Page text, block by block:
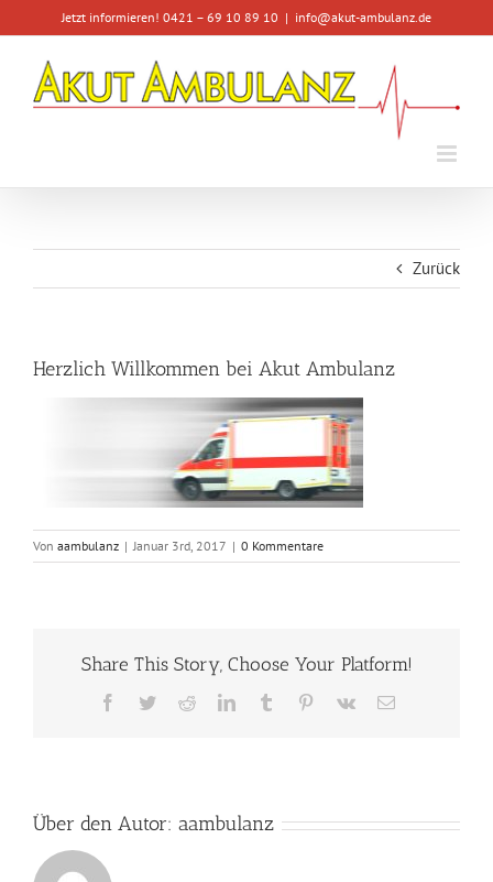
Inhalt
springen
Jetzt informieren! 0421 – 69 10 89 10 | info@akut-ambulanz.de
Zurück
Herzlich Willkommen bei Akut Ambulanz
Von aambulanz | Januar 3rd, 2017 | 0 Kommentare
Share This Story, Choose Your Platform!
Facebook
TwitterRedditLinkedInTumblr Pinterest
Vk
E-
Über den Autor: aambulanz